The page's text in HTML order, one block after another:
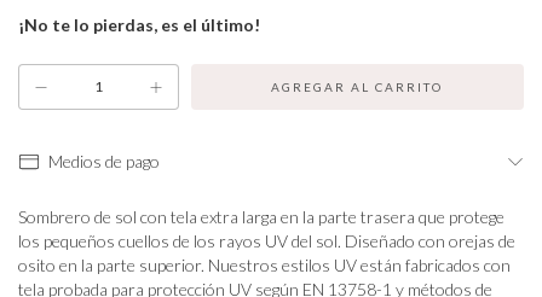
¡No te lo pierdas, es el último!
Medios de pago
Sombrero de sol con tela extra larga en la parte trasera que protege
los pequeños cuellos de los rayos UV del sol. Diseñado con orejas de
osito en la parte superior. Nuestros estilos UV están fabricados con
tela probada para protección UV según EN 13758-1 y métodos de